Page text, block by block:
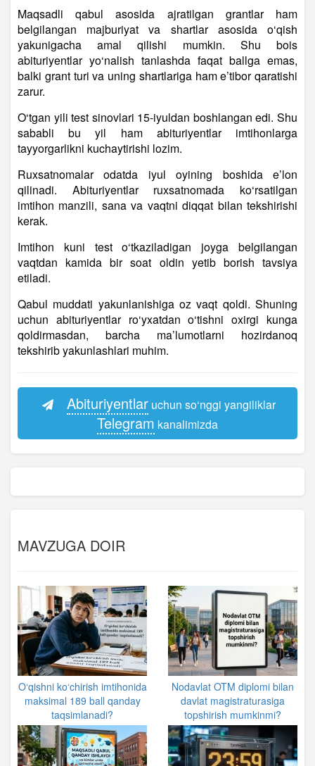
Maqsadli qabul asosida ajratilgan grantlar ham
belgilangan majburiyat va shartlar asosida o‘qish
yakunigacha amal qilishi mumkin. Shu bois
abituriyentlar yo‘nalish tanlashda faqat ballga emas,
balki grant turi va uning shartlariga ham e’tibor qaratishi
zarur.
O‘tgan yili test sinovlari 15-iyuldan boshlangan edi. Shu
sababli bu yil ham abituriyentlar imtihonlarga
tayyorgarlikni kuchaytirishi lozim.
Ruxsatnomalar odatda iyul oyining boshida e’lon
qilinadi. Abituriyentlar ruxsatnomada ko‘rsatilgan
imtihon manzili, sana va vaqtni diqqat bilan tekshirishi
kerak.
Imtihon kuni test o‘tkaziladigan joyga belgilangan
vaqtdan kamida bir soat oldin yetib borish tavsiya
etiladi.
Qabul muddati yakunlanishiga oz vaqt qoldi. Shuning
uchun abituriyentlar ro‘yxatdan o‘tishni oxirgi kunga
qoldirmasdan, barcha ma’lumotlarni hozirdanoq
tekshirib yakunlashlari muhim.
Abituriyentlaruchun so‘nggi yangiliklar
Telegram kanalimizda
MAVZUGA DOIR
O‘qishni ko‘chirish imtihonida
maksimal 189 ball qanday
taqsimlanadi?
Nodavlat OTM diplomi bilan
davlat magistraturasiga
topshirish mumkinmi?